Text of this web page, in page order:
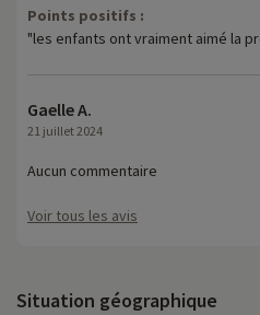
Points positifs :
"les enfants ont vraiment aimé la
Gaelle A.
21 juillet 2024
Aucun commentaire
Voir tous les avis
Situation géographique